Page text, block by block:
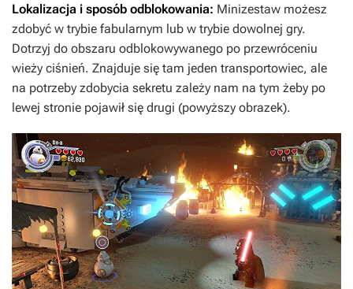
Lokalizacja i sposób odblokowania: Minizestaw możesz
zdobyć w trybie fabularnym lub w trybie dowolnej gry.
Dotrzyj do obszaru odblokowywanego po przewróceniu
wieży ciśnień. Znajduje się tam jeden transportowiec, ale
na potrzeby zdobycia sekretu zależy nam na tym żeby po
lewej stronie pojawił się drugi (powyższy obrazek).